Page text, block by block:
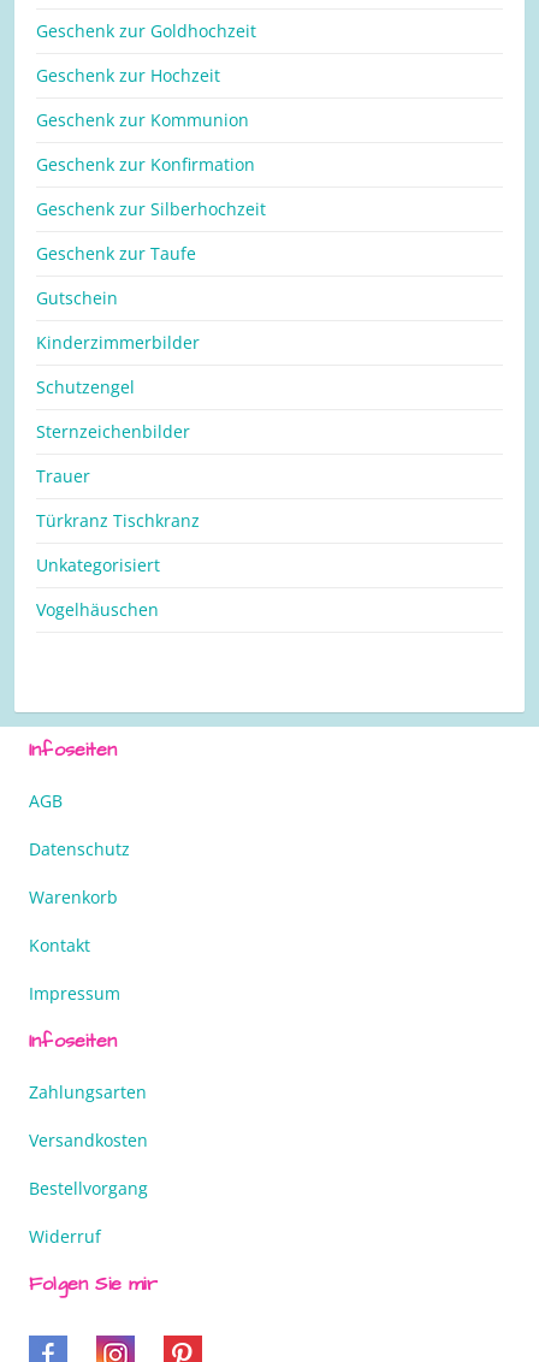
Geschenk zur Goldhochzeit
Geschenk zur Hochzeit
Geschenk zur Kommunion
Geschenk zur Konfirmation
Geschenk zur Silberhochzeit
Geschenk zur Taufe
Gutschein
Kinderzimmerbilder
Schutzengel
Sternzeichenbilder
Trauer
Türkranz Tischkranz
Unkategorisiert
Vogelhäuschen
Infoseiten
AGB
Datenschutz
Warenkorb
Kontakt
Impressum
Infoseiten
Zahlungsarten
Versandkosten
Bestellvorgang
Widerruf
Folgen Sie mir